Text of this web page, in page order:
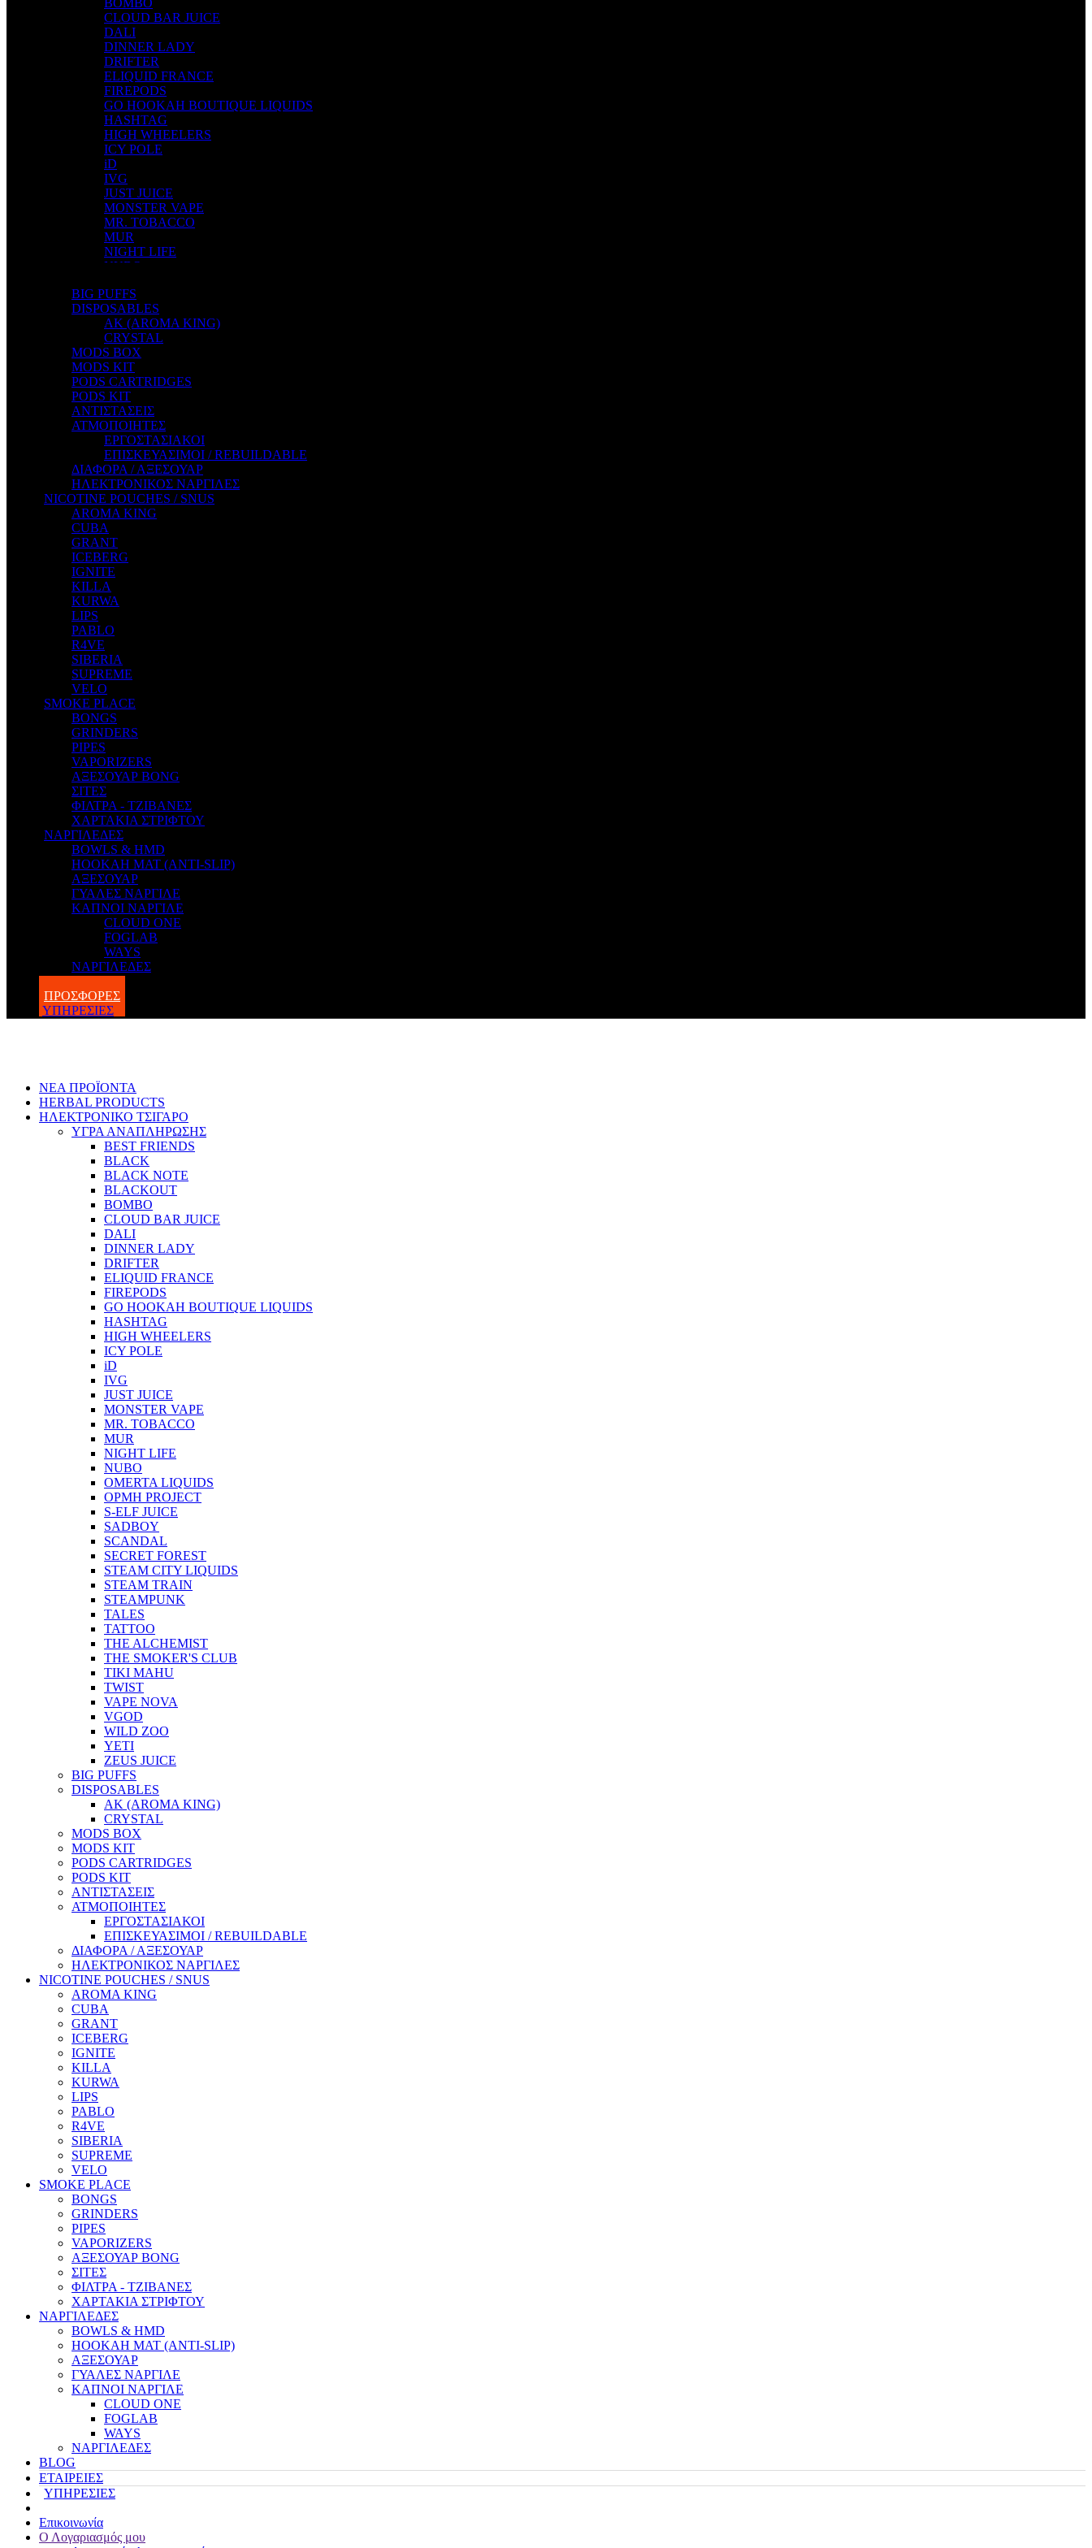
BOMBO
CLOUD BAR JUICE
DALI
DINNER LADY
DRIFTER
ELIQUID FRANCE
FIREPODS
GO HOOKAH BOUTIQUE LIQUIDS
HASHTAG
HIGH WHEELERS
ICY POLE
iD
IVG
JUST JUICE
MONSTER VAPE
MR. TOBACCO
MUR
NIGHT LIFE
NUBO
OPMH PROJECT
S-ELF JUICE
SADBOY
SCANDAL
SECRET FOREST
STEAM CITY LIQUIDS
STEAM TRAIN
STEAMPUNK
TALES
TATTOO
THE ALCHEMIST
THE SMOKER'S CLUB
TIKI MAHU
TWIST
VAPE NOVA
VGOD
WILD ZOO
YETI
ZEUS JUICE
BIG PUFFS
DISPOSABLES
AK (AROMA KING)
CRYSTAL
MODS BOX
MODS KIT
PODS CARTRIDGES
PODS KIT
ΑΝΤΙΣΤΑΣΕΙΣ
ΑΤΜΟΠΟΙΗΤΕΣ
ΕΡΓΟΣΤΑΣΙΑΚΟΙ
ΕΠΙΣΚΕΥΑΣΙΜΟΙ / REBUILDABLE
ΔΙΑΦΟΡΑ / ΑΞΕΣΟΥΑΡ
ΗΛΕΚΤΡΟΝΙΚΟΣ ΝΑΡΓΙΛΕΣ
NICOTINE POUCHES / SNUS
AROMA KING
CUBA
GRANT
ICEBERG
IGNITE
KILLA
KURWA
LIPS
PABLO
R4VE
SIBERIA
SUPREME
VELO
SMOKE PLACE
BONGS
GRINDERS
PIPES
VAPORIZERS
ΑΞΕΣΟΥΑΡ BONG
ΣΙΤΕΣ
ΦΙΛΤΡΑ - ΤΖΙΒΑΝΕΣ
ΧΑΡΤΑΚΙΑ ΣΤΡΙΦΤΟΥ
ΝΑΡΓΙΛΕΔΕΣ
BOWLS & HMD
HOOKAH MAT (ANTI-SLIP)
ΑΞΕΣΟΥΑΡ
ΓΥΑΛΕΣ ΝΑΡΓΙΛΕ
ΚΑΠΝΟΙ ΝΑΡΓΙΛΕ
CLOUD ONE
FOGLAB
WAYS
ΝΑΡΓΙΛΕΔΕΣ
ΠΡΟΣΦΟΡΕΣ
ΥΠΗΡΕΣΙΕΣ
ΝΕΑ ΠΡΟΪΟΝΤΑ
HERBAL PRODUCTS
ΗΛΕΚΤΡΟΝΙΚΟ ΤΣΙΓΑΡΟ
ΥΓΡΑ ΑΝΑΠΛΗΡΩΣΗΣ
BEST FRIENDS
BLACK
BLACK NOTE
BLACKOUT
BOMBO
CLOUD BAR JUICE
DALI
DINNER LADY
DRIFTER
ELIQUID FRANCE
FIREPODS
GO HOOKAH BOUTIQUE LIQUIDS
HASHTAG
HIGH WHEELERS
ICY POLE
iD
IVG
JUST JUICE
MONSTER VAPE
MR. TOBACCO
MUR
NIGHT LIFE
NUBO
OMERTA LIQUIDS
OPMH PROJECT
S-ELF JUICE
SADBOY
SCANDAL
SECRET FOREST
STEAM CITY LIQUIDS
STEAM TRAIN
STEAMPUNK
TALES
TATTOO
THE ALCHEMIST
THE SMOKER'S CLUB
TIKI MAHU
TWIST
VAPE NOVA
VGOD
WILD ZOO
YETI
ZEUS JUICE
BIG PUFFS
DISPOSABLES
AK (AROMA KING)
CRYSTAL
MODS BOX
MODS KIT
PODS CARTRIDGES
PODS KIT
ΑΝΤΙΣΤΑΣΕΙΣ
ΑΤΜΟΠΟΙΗΤΕΣ
ΕΡΓΟΣΤΑΣΙΑΚΟΙ
ΕΠΙΣΚΕΥΑΣΙΜΟΙ / REBUILDABLE
ΔΙΑΦΟΡΑ / ΑΞΕΣΟΥΑΡ
ΗΛΕΚΤΡΟΝΙΚΟΣ ΝΑΡΓΙΛΕΣ
NICOTINE POUCHES / SNUS
AROMA KING
CUBA
GRANT
ICEBERG
IGNITE
KILLA
KURWA
LIPS
PABLO
R4VE
SIBERIA
SUPREME
VELO
SMOKE PLACE
BONGS
GRINDERS
PIPES
VAPORIZERS
ΑΞΕΣΟΥΑΡ BONG
ΣΙΤΕΣ
ΦΙΛΤΡΑ - ΤΖΙΒΑΝΕΣ
ΧΑΡΤΑΚΙΑ ΣΤΡΙΦΤΟΥ
ΝΑΡΓΙΛΕΔΕΣ
BOWLS & HMD
HOOKAH MAT (ANTI-SLIP)
ΑΞΕΣΟΥΑΡ
ΓΥΑΛΕΣ ΝΑΡΓΙΛΕ
ΚΑΠΝΟΙ ΝΑΡΓΙΛΕ
CLOUD ONE
FOGLAB
WAYS
ΝΑΡΓΙΛΕΔΕΣ
BLOG
ΕΤΑΙΡΕΙΕΣ
ΥΠΗΡΕΣΙΕΣ
Επικοινωνία
Ο Λογαριασμός μου